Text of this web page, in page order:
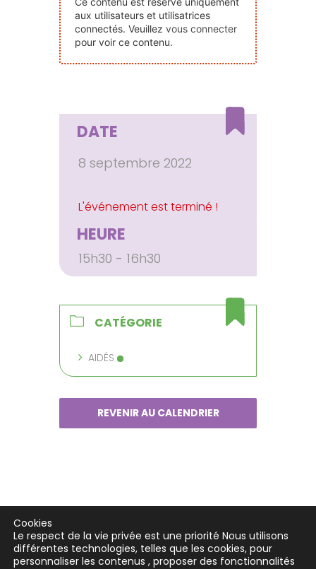
Devenir Bénévole
Connexion-membre
aux utilisateurs et utilisatrices
connectés. Veuillez vous connecter
pour voir ce contenu.
DATE
8 septembre 2022
HEURE
15h30 - 16h30
CATÉGORIE
AIDÉS
REVENIR AU CALENDRIER
Cookies
Le respect de la vie privée est une priorité Nous utilisons
différentes technologies, telles que les cookies, pour
personnaliser les contenus , proposer des fonctionnalités